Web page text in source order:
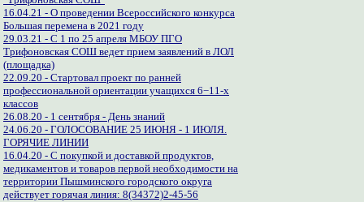
16.04.21 - О проведении Всероссийского конкурса
Большая перемена в 2021 году
29.03.21 - С 1 по 25 апреля МБОУ ПГО
Трифоновская СОШ ведет прием заявлений в ЛОЛ
(площадка)
22.09.20 - Стартовал проект по ранней
профессиональной ориентации учащихся 6−11-х
классов
26.08.20 - 1 сентября - День знаний
24.06.20 - ГОЛОСОВАНИЕ 25 ИЮНЯ - 1 ИЮЛЯ.
ГОРЯЧИЕ ЛИНИИ
16.04.20 - С покупкой и доставкой продуктов,
медикаментов и товаров первой необходимости на
территории Пышминского городского округа
действует горячая линия: 8(34372)2-45-56